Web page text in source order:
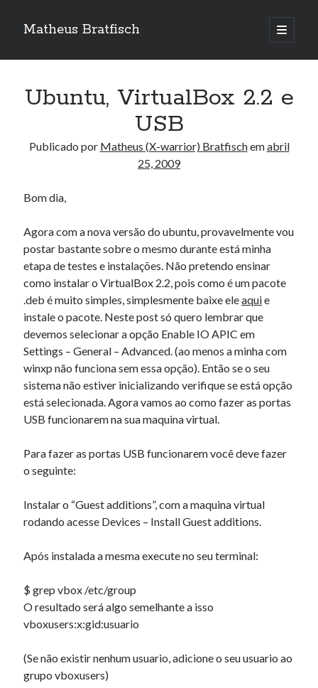
Matheus Bratfisch
abrir
o
Barra
abril 2009
S D
13 14 15 16 17 18 19
27 28 29 30
« mar
Artigos Recentes
Ubuntu 12.04 – Configurando Samba (3.6.3)
Projetos – Git Hub
Compilando para Teensy 3.0 no Windows utilizando Makefile
Usando USB ASP como não root
Comentários
Lychshie karnizi_wcEi
Computadores (INE5411)
avet mirakyan_ihPr emComo fazer relatórios…
Ubuntu, VirtualBox 2.2 e
USB
Publicado por Matheus (X-warrior) Bratfischemabril
25, 2009
Bom dia,
Agora com a nova versão do ubuntu, provavelmente vou
postar bastante sobre o mesmo durante está minha
etapa de testes e instalações. Não pretendo ensinar
como instalar o VirtualBox 2.2, pois como é um pacote
.deb é muito simples, simplesmente baixe eleaquie
instale o pacote. Neste post só quero lembrar que
devemos selecionar a opção Enable IO APIC em
Settings – General – Advanced. (ao menos a minha com
winxp não funciona sem essa opção). Então se o seu
sistema não estiver inicializando verifique se está opção
está selecionada. Agora vamos ao como fazer as portas
USB funcionarem na sua maquina virtual.
Para fazer as portas USB funcionarem você deve fazer
o seguinte:
Instalar o “Guest additions”, com a maquina virtual
rodando acesse Devices – Install Guest additions.
Após instalada a mesma execute no seu terminal:
$ grep vbox /etc/group
O resultado será algo semelhante a isso
vboxusers:x:gid:usuario
(Se não existir nenhum usuario, adicione o seu usuario ao
grupo vboxusers)